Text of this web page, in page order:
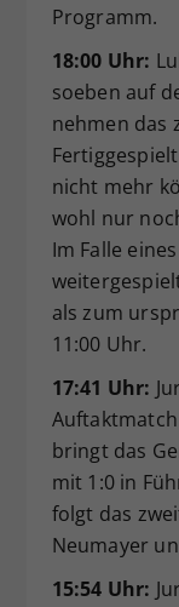
Programm.
18:00 Uhr:
soeben auf
nehmen das
nicht mehr
wohl nur
Im Falle
als zum
11:00 Uhr.
17:41 Uhr:
bringt das
mit 1:0 in
folgt das
Neumayer
15:54 Uhr: